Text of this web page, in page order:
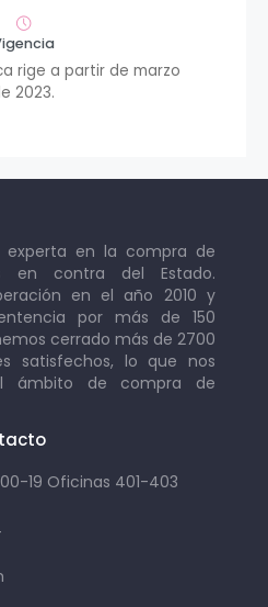
rige a partir de marzo
2023.
experta en la compra de
en contra del Estado.
en el año 2010 y
por más de 150
cerrado más de 2700
satisfechos, lo que nos
ámbito de compra de
19 Oficinas 401-403